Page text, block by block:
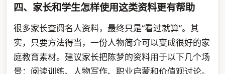
四、家长和学生怎样使用这类资料更有帮助
很多家长查阅名人资料，最终只是“看过就算”。其
实，只要方法得当，一份人物简介可以变成很好的家
庭教育素材。建议家长把陈梦的资料用于以下几个场
景：阅读训练、人物写作、职业启蒙和价值观讨论。